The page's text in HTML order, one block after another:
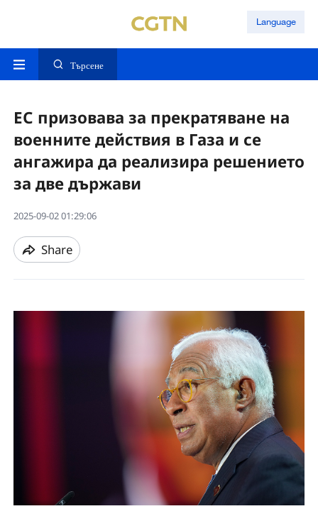
Language
Търсене
ЕС призовава за прекратяване на
военните действия в Газа и се
ангажира да реализира решението
за две държави
2025-09-02 01:29:06
Share